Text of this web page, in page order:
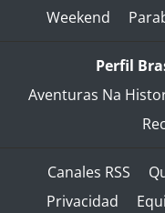
Weekend
Perfil
Aventuras Na
Canales RSS
Privacidad